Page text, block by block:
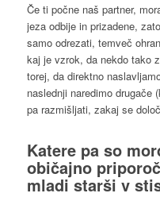
Če ti počne naš partner,
jeza odbije in prizadene,
samo odrezati, temveč
kaj je vzrok, da nekdo tako
torej, da direktno
naslednji naredimo drugače
pa razmišljati, zakaj se
Katere pa so
običajno
mladi starši v